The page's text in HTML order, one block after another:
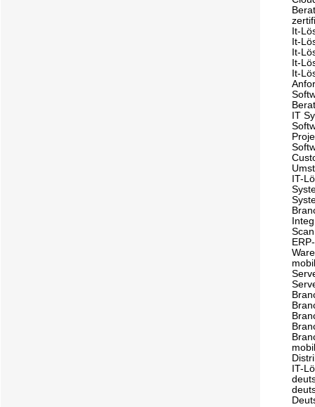
It-
It-
It-
It-
It-
IT
IT-
IT-